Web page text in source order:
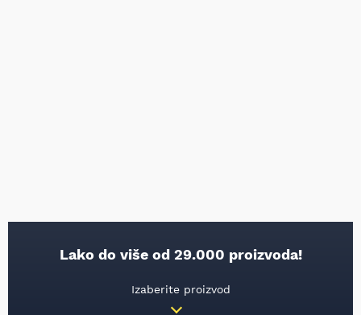
Lako do više od 29.000 proizvoda!
Izaberite proizvod